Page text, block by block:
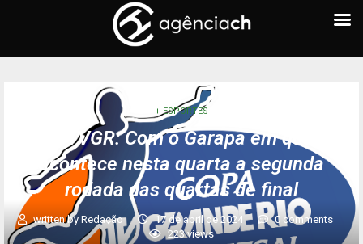
+ ESPORTES
Copa TVGR: Com o Garapa em quadra,
acontece nesta quarta a segunda
rodada das quartas de final
written by Redação 17 de abril de 2024
0 comments
223views